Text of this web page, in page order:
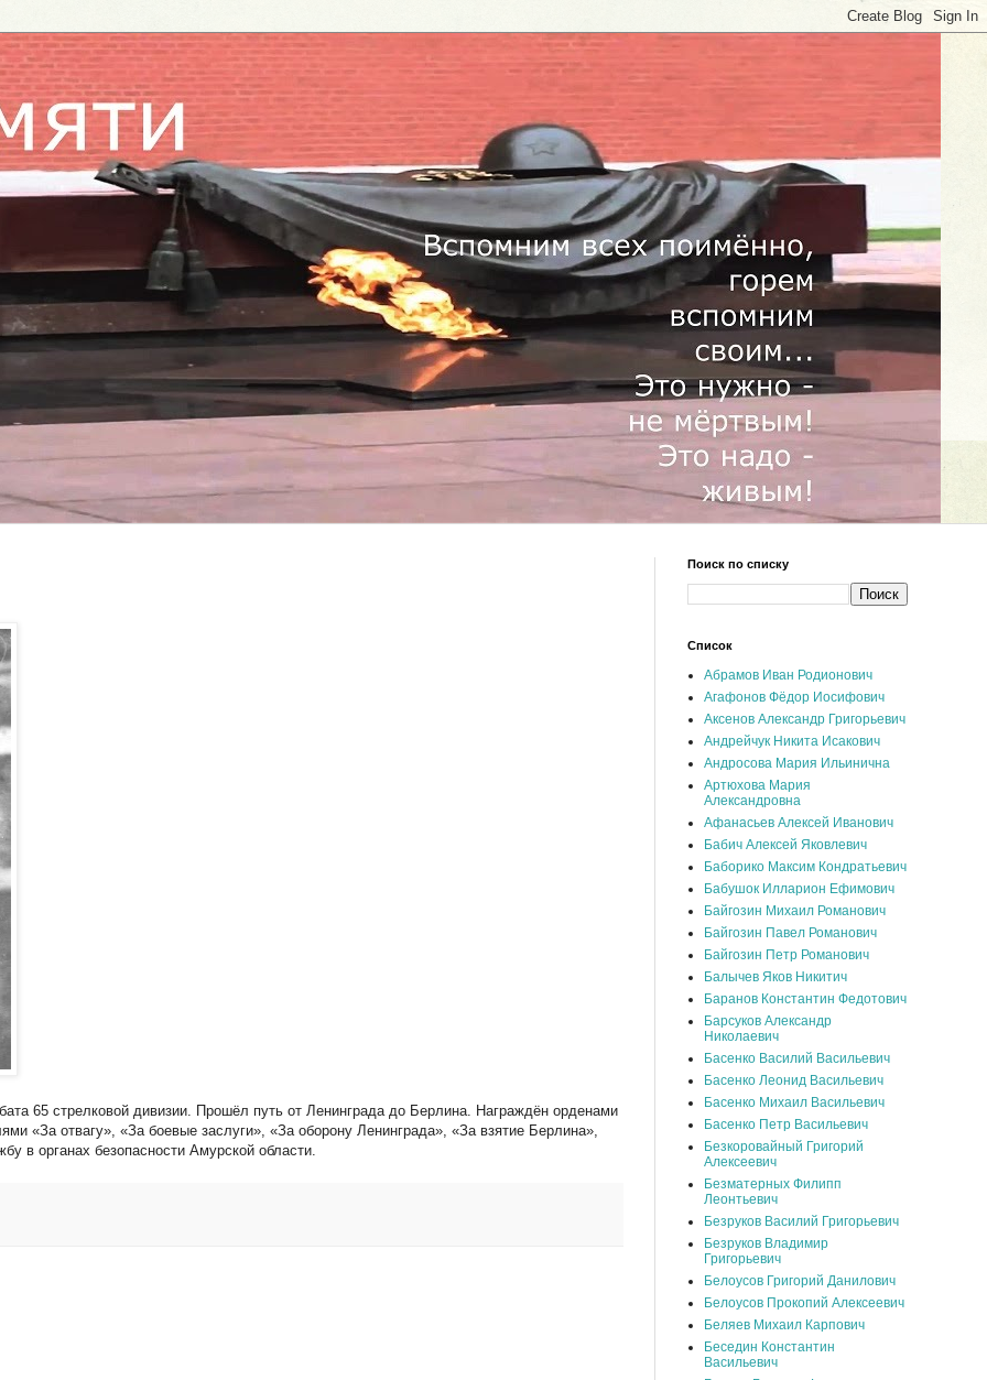
65 стрелковой дивизии. Прошёл путь от Ленинграда до Берлина. Награждён орденами
«За отвагу», «За боевые заслуги», «За оборону Ленинграда», «За взятие Берлина»,
в органах безопасности Амурской области.
Поиск по списку
Список
Абрамов Иван Родионович
Агафонов Фёдор Иосифович
Аксенов Александр Григорьевич
Андрейчук Никита Исакович
Андросова Мария Ильинична
Артюхова Мария
Александровна
Афанасьев Алексей Иванович
Бабич Алексей Яковлевич
Баборико Максим Кондратьевич
Бабушок Илларион Ефимович
Байгозин Михаил Романович
Байгозин Павел Романович
Байгозин Петр Романович
Балычев Яков Никитич
Баранов Константин Федотович
Барсуков Александр
Николаевич
Басенко Василий Васильевич
Басенко Леонид Васильевич
Басенко Михаил Васильевич
Басенко Петр Васильевич
Безкоровайный Григорий
Алексеевич
Безматерных Филипп
Леонтьевич
Безруков Василий Григорьевич
Безруков Владимир
Григорьевич
Белоусов Григорий Данилович
Белоусов Прокопий Алексеевич
Беляев Михаил Карпович
Беседин Константин
Васильевич